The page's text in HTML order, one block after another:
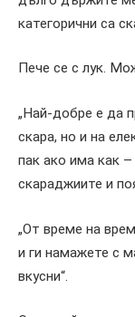
категорични са
Пече се с лук.
„Най-добре е да
скара, но и на
пак ако има как
скараджиите и
„От време на
и ги намажете с
вкусни“.